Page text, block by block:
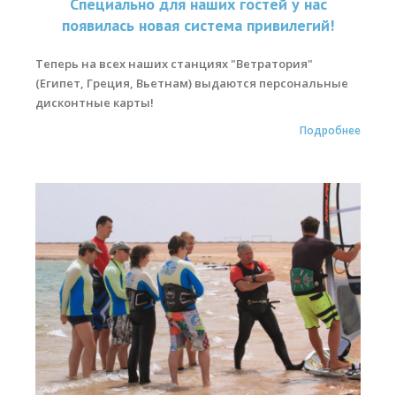
Специально для наших гостей у нас
появилась новая система привилегий!
Теперь на всех наших станциях "Ветратория"
(Египет, Греция, Вьетнам) выдаются персональные
дисконтные карты!
Подробнее